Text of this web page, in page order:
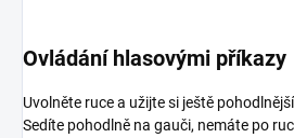
Ovládání hlasovými příkazy
Uvolněte ruce a užijte si ještě
Sedíte pohodlně na gauči, nemáte po